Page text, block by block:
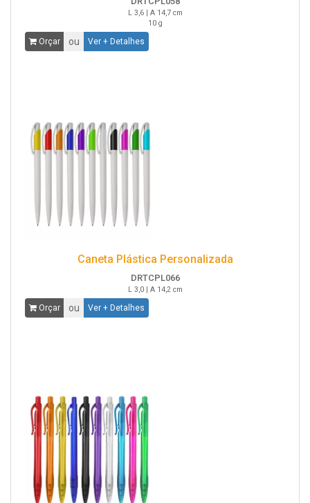
L 3,6 | A 14,7 cm
10 g
Orçar ou Ver + Detalhes
Caneta Plástica Personalizada
DRTCPL066
L 3,0 | A 14,2 cm
Orçar ou Ver + Detalhes